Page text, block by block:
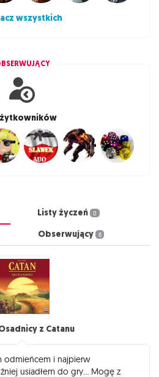
wszystkich
Listy życzeń 0
Obserwujący 6
z Catanu
odmieńcem i najpierw
usiadłem do gry... Mogę z